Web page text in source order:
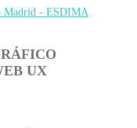
UX